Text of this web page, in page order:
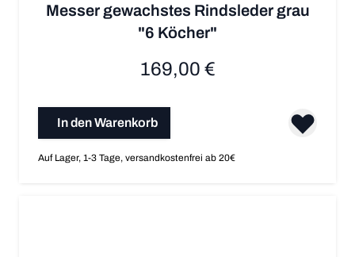
Messer gewachstes Rindsleder grau
"6 Köcher"
169,00 €
In den Warenkorb
Auf Lager, 1-3 Tage, versandkostenfrei ab 20€